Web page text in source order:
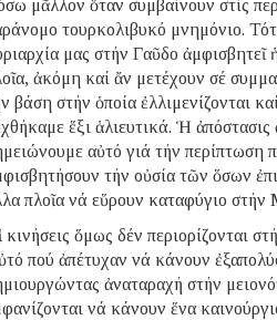
μᾶλλον ὅταν συμβαίνουν στίς
τουρκολιβυκό μνημόνιο.
μας στήν Γαῦδο
ἀκόμη καί ἄν μετέχουν σέ
βάση στήν ὁποία ἐλλιμενίζονται
ἕξι ἁλιευτικά. Ἡ
αὐτό γιά τήν περίπτωση
τήν οὐσία τῶν ὅσων
πλοῖα νά εὕρουν καταφύγιο
κινήσεις ὅμως δέν περιορίζονται
πού ἀπέτυχαν νά κάνουν
ἀναταραχή στήν
νά κάνουν ἕνα